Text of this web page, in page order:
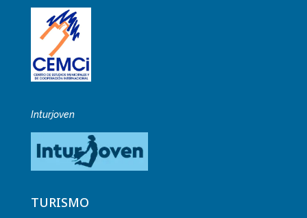
Inturjoven
TURISMO